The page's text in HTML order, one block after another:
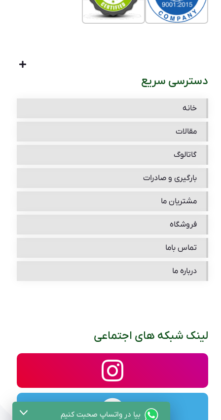
دسترسی سریع
خانه
مقالات
گاتالوگ
بارگیری و صادرات
مشتریان ما
فروشگاه
تماس باما
درباره ما
لینک شبکه های اجتماعی
بیا در واتساپ صحبت کنیم